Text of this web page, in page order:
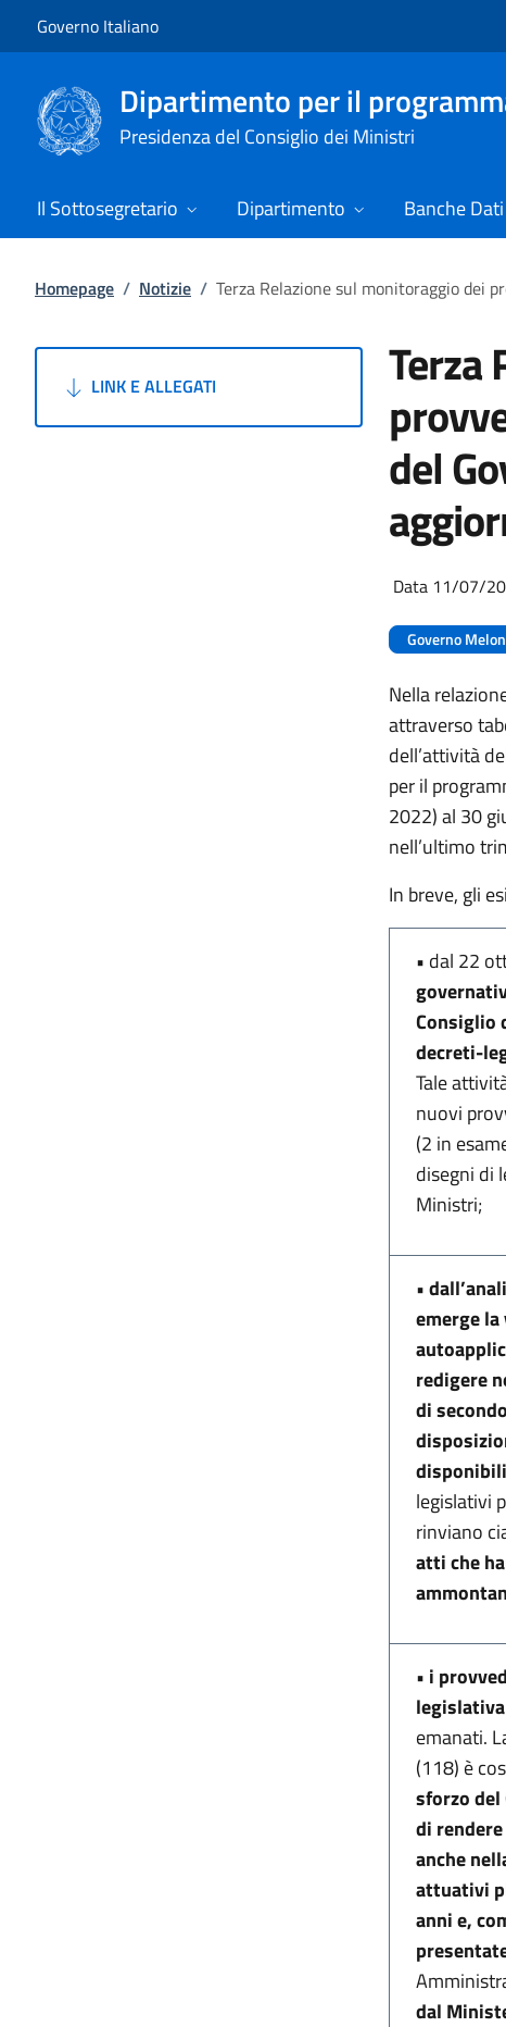
Governo Italiano
Dipartimento per il
Presidenza del Consiglio dei Ministri
Il Sottosegretario Dipartimento Banche Dati
Homepage / Notizie / Terza Relazione sul monitoraggio dei
LINK E ALLEGATI Terza
del
Data 11/07/
Governo
Nella
attraverso
dell’attività
per il
2022) al 30
nell’ultimo
In breve, gli
• dal 22
Consiglio
decreti-
Tale
nuovi
(2 in
disegni di
Ministri;
•
emerge
redigere
di
legislativi
rinviano
atti che
• i
emanati.
(118) è
sforzo
di
anche
attuativi
anni e,
dal